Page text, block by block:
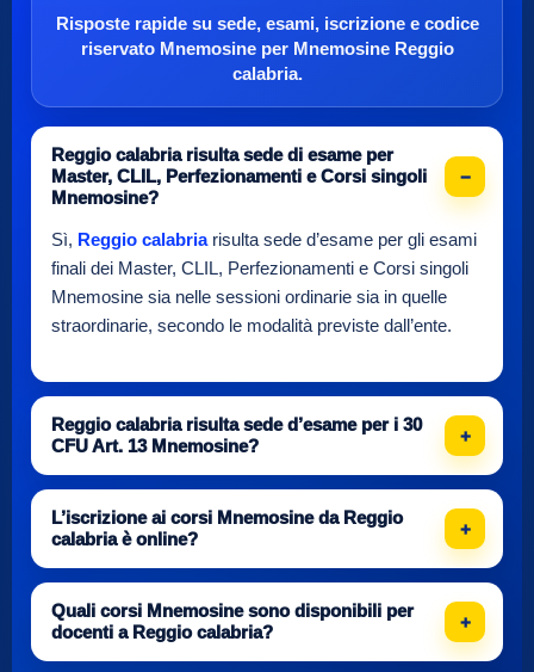
Risposte rapide su sede, esami, iscrizione e codice
riservato Mnemosineper Mnemosine Reggio
calabria.
Reggio calabria risulta sede di esame per
Master, CLIL, Perfezionamenti e Corsi singoli
Mnemosine?
Sì, Reggio calabriarisulta sede d’esame per gli esami
finali dei Master, CLIL, Perfezionamenti e Corsi singoli
Mnemosine sia nelle sessioni ordinarie sia in quelle
straordinarie, secondo le modalità previste dall’ente.
Reggio calabria risulta sede d’esame per i 30
CFU Art. 13 Mnemosine?
L’iscrizione ai corsi Mnemosine da Reggio
calabria è online?
Quali corsi Mnemosine sono disponibili per
docenti a Reggio calabria?